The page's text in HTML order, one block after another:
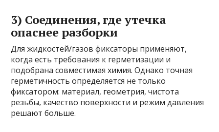
3) Соединения, где утечка
опаснее разборки
Для жидкостей/газов фиксаторы применяют,
когда есть требования к герметизации и
подобрана совместимая химия. Однако точная
герметичность определяется не только
фиксатором: материал, геометрия, чистота
резьбы, качество поверхности и режим давления
решают больше.